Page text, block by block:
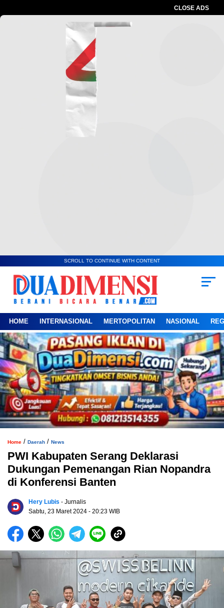
CLOSE ADS
SCROLL TO CONTINUE WITH CONTENT
HOME INTERNASIONAL MERTOPOLITAN NASIONAL
Home / Daerah / News
PWI Kabupaten Serang Deklarasi
Dukungan Pemenangan Rian Nopandra
di Konferensi Banten
Hery Lubis - Jurnalis
Sabtu, 23 Maret 2024 - 20:23 WIB